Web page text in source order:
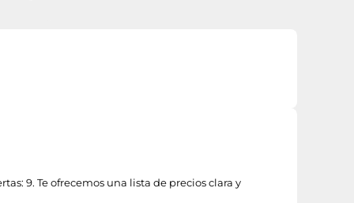
9. Te ofrecemos una lista de precios clara y